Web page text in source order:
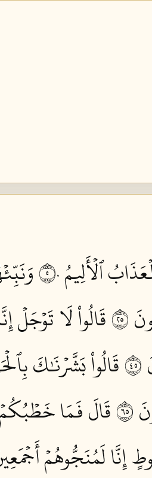
ٱلۡأَلِيمُ ٥٠
قَالُواْ لَا تَوۡجَلۡ
قَالُواْ بَشَّرۡنَٰكَ
قَالَ فَمَا
إِنَّا لَمُنَجُّوهُمۡ أَجۡمَعِينَ